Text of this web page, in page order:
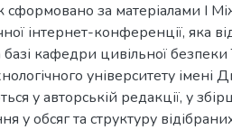
сформовано за матеріалами І
інтернет-конференції, яка
кафедри цивільної
університету
у авторській редакції, у
у обсяг та структуру